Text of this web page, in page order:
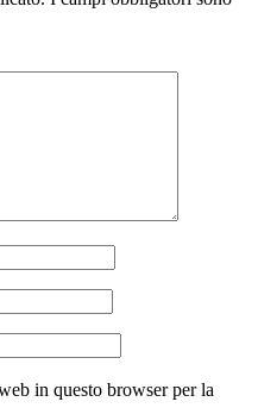
in questo browser per la